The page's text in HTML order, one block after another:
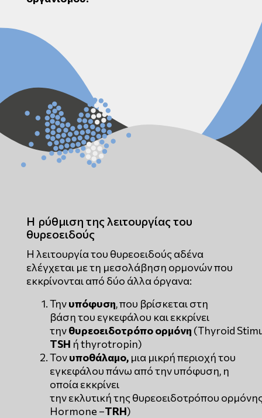
Η ρύθμιση της λειτουργίας του
θυρεοειδούς
Η λειτουργία του θυρεοειδούς αδένα
ελέγχεται με τη μεσολάβηση ορμονών που
εκκρίνονται από δύο άλλα όργανα:
Τηνυπόφυση, που βρίσκεται στη
βάση του εγκεφάλου και εκκρίνει
τηνθυρεοειδοτρόποορμόνη (Thyroid
TSH ή thyrotropin)
Τονυποθάλαμο, μια μικρή περιοχή του
εγκεφάλου πάνω από την υπόφυση, η
οποία εκκρίνει
την εκλυτική της θυρεοειδοτρόπου
Hormone –TRH)